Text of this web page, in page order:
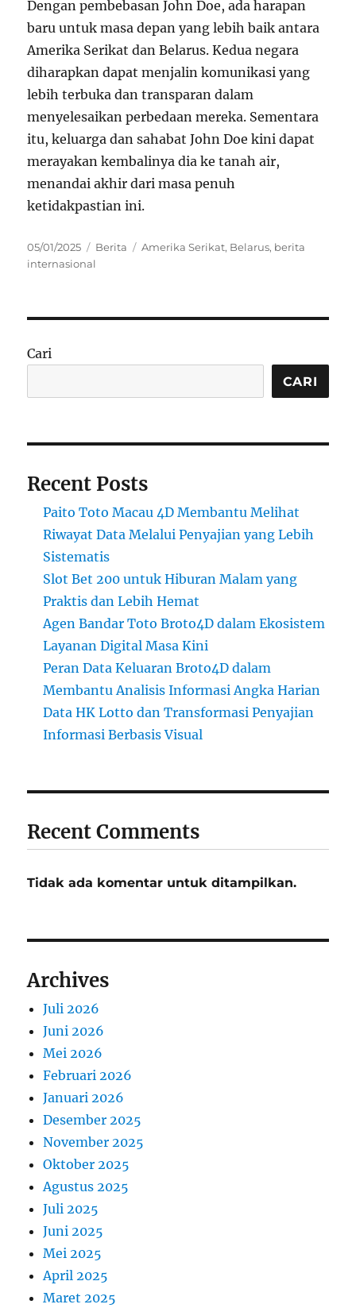
Dengan pembebasan John Doe, ada harapan
baru untuk masa depan yang lebih baik antara
Amerika Serikat dan Belarus. Kedua negara
diharapkan dapat menjalin komunikasi yang
lebih terbuka dan transparan dalam
menyelesaikan perbedaan mereka. Sementara
itu, keluarga dan sahabat John Doe kini dapat
merayakan kembalinya dia ke tanah air,
menandai akhir dari masa penuh
ketidakpastian ini.
Posted
on
05/01/2025 Categories
Berita Tags
Amerika Serikat, Belarus, berita
internasional
Cari
CARI
Recent Posts
Paito Toto Macau 4D Membantu Melihat
Riwayat Data Melalui Penyajian yang Lebih
Sistematis
Slot Bet 200 untuk Hiburan Malam yang
Praktis dan Lebih Hemat
Agen Bandar Toto Broto4D dalam Ekosistem
Layanan Digital Masa Kini
Peran Data Keluaran Broto4D dalam
Membantu Analisis Informasi Angka Harian
Data HK Lotto dan Transformasi Penyajian
Informasi Berbasis Visual
Recent Comments
Tidak ada komentar untuk ditampilkan.
Archives
Juli 2026
Juni 2026
Mei 2026
Februari 2026
Januari 2026
Desember 2025
November 2025
Oktober 2025
Agustus 2025
Juli 2025
Juni 2025
Mei 2025
April 2025
Maret 2025